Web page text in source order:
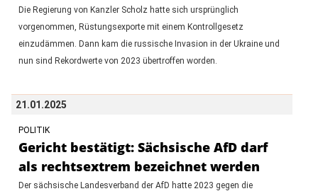
Die Regierung von Kanzler Scholz hatte sich ursprünglich
vorgenommen, Rüstungsexporte mit einem Kontrollgesetz
einzudämmen. Dann kam die russische Invasion in der Ukraine und
nun sind Rekordwerte von 2023 übertroffen worden.
21.01.2025
POLITIK
Gericht bestätigt: Sächsische AfD darf
als rechtsextrem bezeichnet werden
Der sächsische Landesverband der AfD hatte 2023 gegen die